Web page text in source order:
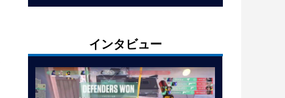
インタビュー